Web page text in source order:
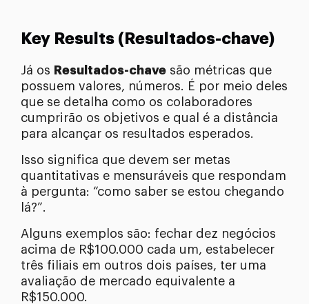
Key Results (Resultados-chave)
Já os Resultados-chave são métricas que
possuem valores, números. É por meio deles
que se detalha como os colaboradores
cumprirão os objetivos e qual é a distância
para alcançar os resultados esperados.
Isso significa que devem ser metas
quantitativas e mensuráveis que respondam
à pergunta: “como saber se estou chegando
lá?”.
Alguns exemplos são: fechar dez negócios
acima de R$100.000 cada um, estabelecer
três filiais em outros dois países, ter uma
avaliação de mercado equivalente a
R$150.000.